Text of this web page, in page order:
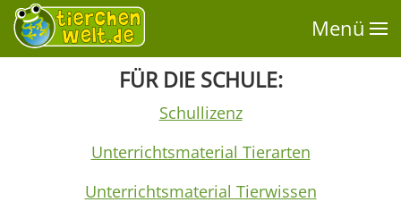
Menü
FÜR DIE SCHULE:
Schullizenz
Unterrichtsmaterial Tierarten
Unterrichtsmaterial Tierwissen